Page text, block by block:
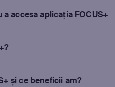
accesa aplicația FOCUS+
și ce beneficii am?